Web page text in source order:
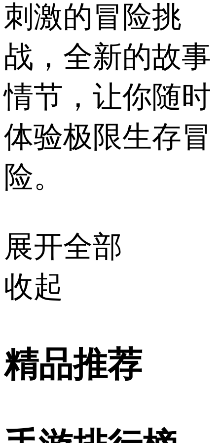
刺激的冒险挑
战，全新的故事
情节，让你随时
体验极限生存冒
险。
展开全部
收起
精品推荐